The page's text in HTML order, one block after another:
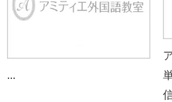
2021年度 春季
【1級】3/8名 【2級】5/8名 【
...